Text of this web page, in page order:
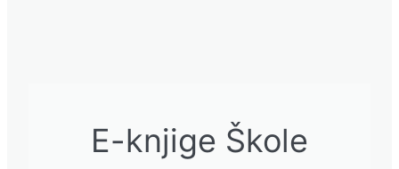
E-knjige Škole